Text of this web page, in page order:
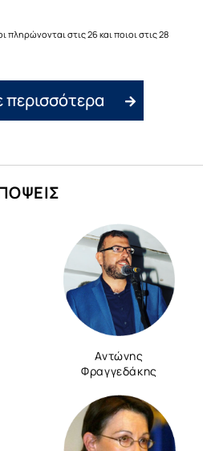
πληρώνονται στις 26 και ποιοι στις 28
περισσότερα
Αντώνης
Φραγγεδάκης